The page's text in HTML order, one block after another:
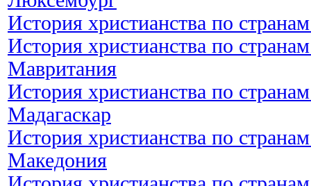
История христианства по
История христианства по
Мавритания
История христианства по
Мадагаскар
История христианства по
Македония